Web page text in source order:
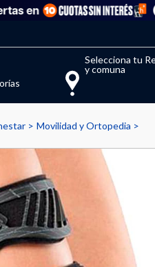
en
Selecciona tu
y comuna
al límite de productos
Movilidad y Ortopedia